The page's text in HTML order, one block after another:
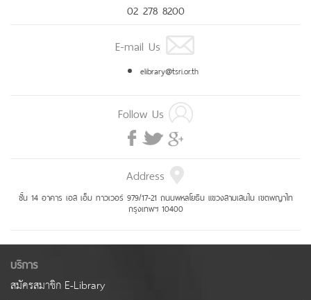
02 278 8200
E-mail Us
elibrary@tsri.or.th
Follow Us
Address
ชั้น 14 อาคาร เอส เอ็ม ทาวเวอร์ 979/17-21 ถนนพหลโยธิน แขวงสามเสนใน เขตพญาไท
กรุงเทพฯ 10400
บริการ
สมัครสมาชิก E-Library